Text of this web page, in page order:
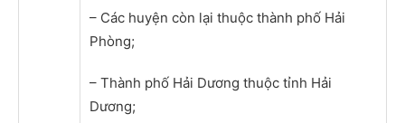
– Các huyện còn lại thuộc thành phố Hải
Phòng;
– Thành phố Hải Dương thuộc tỉnh Hải
Dương;